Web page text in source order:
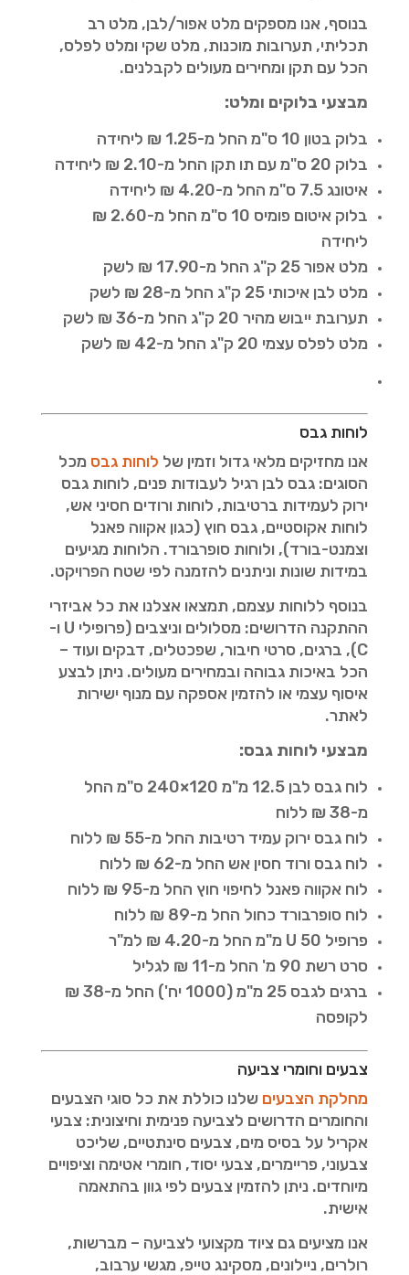
בנוסף, אנו מספקים מלט אפור/לבן, מלט רב
תכליתי, תערובות מוכנות, מלט שקי ומלט לפלס,
הכל עם תקן ומחירים מעולים לקבלנים.
מבצעי בלוקים ומלט:
בלוק בטון 10 ס"מ החל מ-1.25 ₪ ליחידה
בלוק 20 ס"מ עם תו תקן החל מ-2.10 ₪ ליחידה
איטונג 7.5 ס"מ החל מ-4.20 ₪ ליחידה
בלוק איטום פומיס 10 ס"מ החל מ-2.60 ₪
ליחידה
מלט אפור 25 ק"ג החל מ-17.90 ₪ לשק
מלט לבן איכותי 25 ק"ג החל מ-28 ₪ לשק
תערובת ייבוש מהיר 20 ק"ג החל מ-36 ₪ לשק
מלט לפלס עצמי 20 ק"ג החל מ-42 ₪ לשק
לוחות גבס
אנו מחזיקים מלאי גדול וזמין של לוחות גבס מכל
הסוגים: גבס לבן רגיל לעבודות פנים, לוחות גבס
ירוק לעמידות ברטיבות, לוחות ורודים חסיני אש,
לוחות אקוסטיים, גבס חוץ (כגון אקווה פאנל
וצמנט-בורד), ולוחות סופרבורד. הלוחות מגיעים
במידות שונות וניתנים להזמנה לפי שטח הפרויקט.
בנוסף ללוחות עצמם, תמצאו אצלנו את כל אביזרי
ההתקנה הדרושים: מסלולים וניצבים (פרופילי U ו-
C), ברגים, סרטי חיבור, שפכטלים, דבקים ועוד –
הכל באיכות גבוהה ובמחירים מעולים. ניתן לבצע
איסוף עצמי או להזמין אספקה עם מנוף ישירות
לאתר.
מבצעי לוחות גבס:
לוח גבס לבן 12.5 מ"מ 120×240 ס"מ החל
מ-38 ₪ ללוח
לוח גבס ירוק עמיד רטיבות החל מ-55 ₪ ללוח
לוח גבס ורוד חסין אש החל מ-62 ₪ ללוח
לוח אקווה פאנל לחיפוי חוץ החל מ-95 ₪ ללוח
לוח סופרבורד כחול החל מ-89 ₪ ללוח
פרופיל U 50 מ"מ החל מ-4.20 ₪ למ"ר
סרט רשת 90 מ' החל מ-11 ₪ לגליל
ברגים לגבס 25 מ"מ (1000 יח') החל מ-38 ₪
לקופסה
צבעים וחומרי צביעה
מחלקת הצבעים שלנו כוללת את כל סוגי הצבעים
והחומרים הדרושים לצביעה פנימית וחיצונית: צבעי
אקריל על בסיס מים, צבעים סינתטיים, שליכט
צבעוני, פריימרים, צבעי יסוד, חומרי אטימה וציפויים
מיוחדים. ניתן להזמין צבעים לפי גוון בהתאמה
אישית.
אנו מציעים גם ציוד מקצועי לצביעה – מברשות,
רולרים, ניילונים, מסקינג טייפ, מגשי ערבוב,